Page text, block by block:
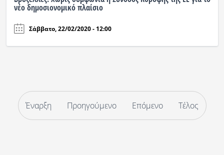
νέο δημοσιονομικό πλαίσιο
Σάββατο, 22/02/2020 - 12:00
Έναρξη Προηγούμενο Επόμενο Τέλος